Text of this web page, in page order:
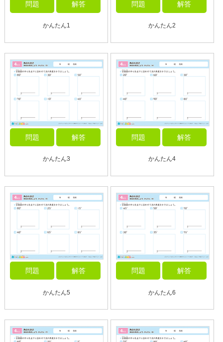
問題 解答
かんたん1
問題 解答
かんたん2
問題 解答
かんたん3
問題 解答
かんたん4
問題 解答
かんたん5
問題 解答
かんたん6